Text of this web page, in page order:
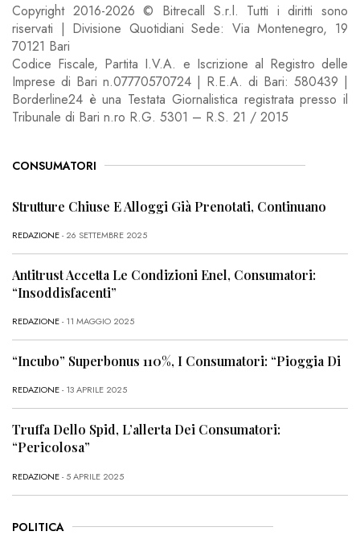
Copyright 2016-2026 © Bitrecall S.r.l. Tutti i diritti sono
riservati | Divisione Quotidiani Sede: Via Montenegro, 19
70121 Bari
Codice Fiscale, Partita I.V.A. e Iscrizione al Registro delle
Imprese di Bari n.07770570724 | R.E.A. di Bari: 580439 |
Borderline24 è una Testata Giornalistica registrata presso il
Tribunale di Bari n.ro R.G. 5301 – R.S. 21 / 2015
CONSUMATORI
Strutture Chiuse E Alloggi Già Prenotati, Continuano
REDAZIONE- 26 SETTEMBRE 2025
Antitrust Accetta Le Condizioni Enel, Consumatori:
“Insoddisfacenti”
REDAZIONE- 11 MAGGIO 2025
“Incubo” Superbonus 110%, I Consumatori: “Pioggia Di
REDAZIONE- 13 APRILE 2025
Truffa Dello Spid, L’allerta Dei Consumatori:
“Pericolosa”
REDAZIONE- 5 APRILE 2025
POLITICA